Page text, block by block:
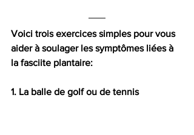
Voici trois exercices simples pour vous
aider à soulager les symptômes liées à
la fasciite plantaire:
1. La balle de golf ou de tennis